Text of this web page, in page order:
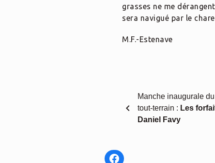
grasses ne me
sera navigué par le
M.F.-Estenave
chevron_left
Manche inaugurale
tout-terrain : Les
Daniel Favy
Facebook